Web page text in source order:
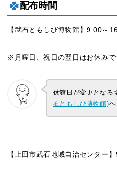
配布時間
【武石ともしび博物館】9:00～
※月曜日、祝日の翌日はお休みで
休館日が変更となる
石ともしび博物館)へ
【上田市武石地域自治センター